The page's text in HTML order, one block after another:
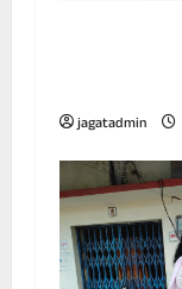
jagatadmin